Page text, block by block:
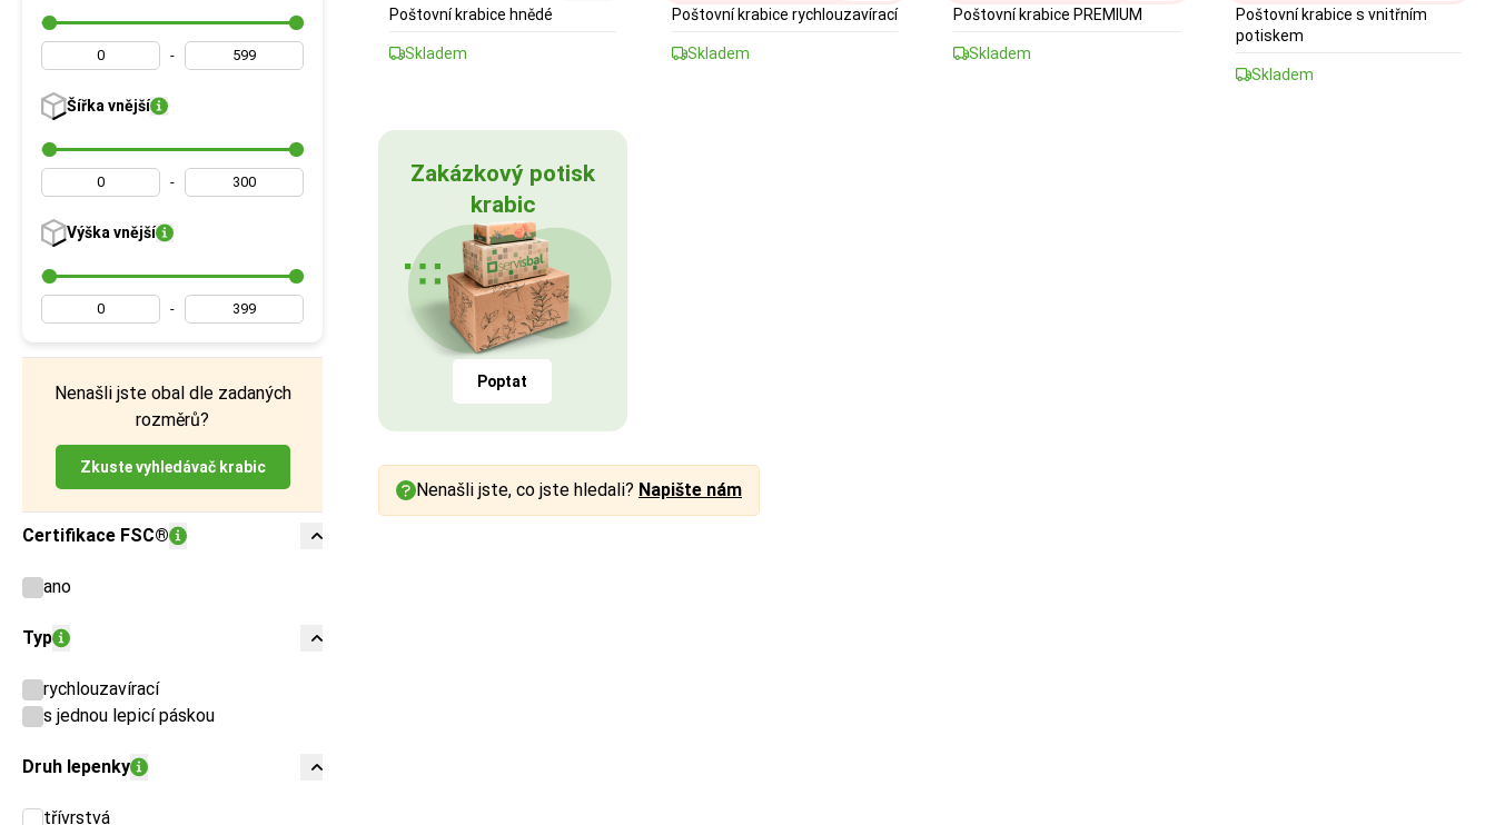
-
Šířka vnější
-
Výška vnější
-
Nenašli jste obal dle zadaných
rozměrů?
Zkuste vyhledávač krabic
Certifikace FSC®
ano
Typ
rychlouzavírací
s jednou lepicí páskou
Druh lepenky
třívrstvá
Poštovní krabice hnědé
Skladem
Poštovní krabice rychlouzavírací
Skladem
Poštovní krabice PREMIUM
Skladem
Poštovní krabice s vnitřním
potiskem
Skladem
Zakázkový potisk
krabic
Poptat
Nenašli jste, co jste hledali? Napište nám